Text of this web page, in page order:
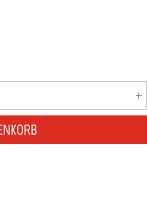
Wert ein oder